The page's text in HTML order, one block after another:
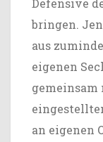
bringen.
aus
eigenen
an eigenen